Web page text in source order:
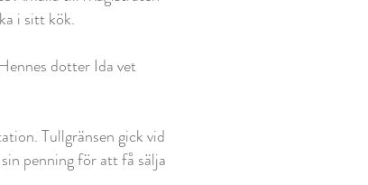
i sitt kök.
dotter Ida vet
Tullgränsen gick vid
penning för att få sälja